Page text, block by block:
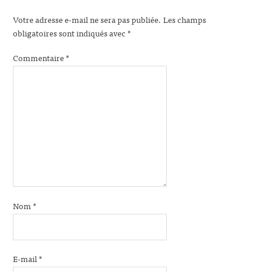
Votre adresse e-mail ne sera pas publiée. Les champs
obligatoires sont indiqués avec*
Commentaire*
Nom*
E-mail*